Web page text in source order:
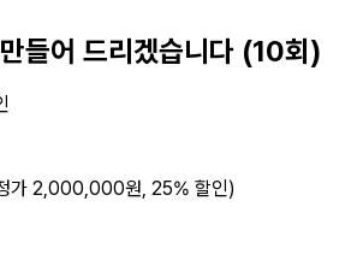
들어 드리겠습니다 (10회)
가 2,000,000원, 25% 할인)